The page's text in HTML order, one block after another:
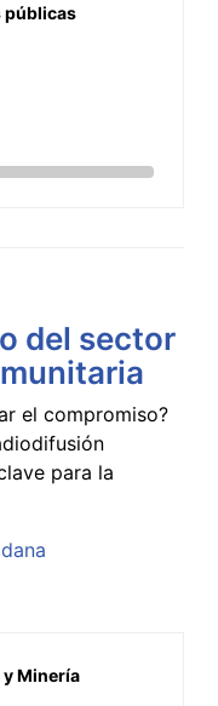
públicas
del sector
el compromiso?
para la
Minería